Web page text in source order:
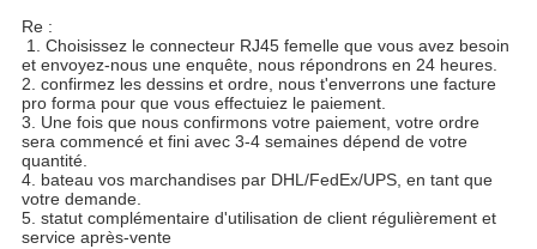
Re :
1. Choisissez le connecteur RJ45 femelle que vous avez besoin
et envoyez-nous une enquête, nous répondrons en 24 heures.
2. confirmez les dessins et ordre, nous t'enverrons une facture
pro forma pour que vous effectuiez le paiement.
3. Une fois que nous confirmons votre paiement, votre ordre
sera commencé et fini avec 3-4 semaines dépend de votre
quantité.
4. bateau vos marchandises par DHL/FedEx/UPS, en tant que
votre demande.
5. statut complémentaire d'utilisation de client régulièrement et
service après-vente